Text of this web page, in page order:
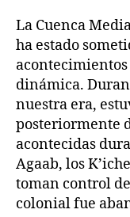
La Cuenca
ha estado
dinámica.
nuestra era,
posteriormente
acontecidas
Agaab, los
toman control
colonial fue